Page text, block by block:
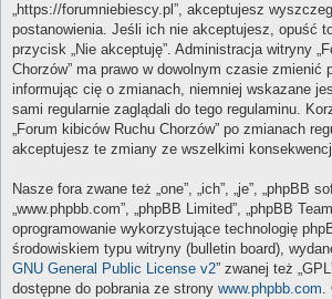
„https://forumniebiescy.pl”, akceptujesz
postanowienia. Jeśli ich nie akceptujesz, opuść
przycisk „Nie akceptuję”. Administracja witryny
Chorzów” ma prawo w dowolnym czasie zmienić
informując cię o zmianach, niemniej wskazane
sami regularnie zaglądali do tego regulaminu.
„Forum kibiców Ruchu Chorzów” po zmianach
akceptujesz te zmiany ze wszelkimi
Nasze fora zwane też „one”, „ich”, „je”, „phpBB
„www.phpbb.com”, „phpBB Limited”, „phpBB
oprogramowanie wykorzystujące technologię
środowiskiem typu witryny (bulletin board),
GNU General Public License v2” zwanej też
dostępne do pobrania ze strony www.phpbb.com.